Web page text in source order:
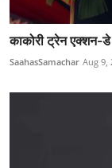
काकोरी ट्रेन एक्शन-डे
SaahasSamachar Aug 9,